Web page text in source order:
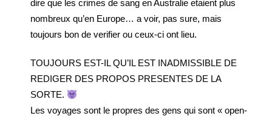
dire que les crimes de sang en Australie etaient plus
nombreux qu’en Europe… a voir, pas sure, mais
toujours bon de verifier ou ceux-ci ont lieu.
TOUJOURS EST-IL QU’IL EST INADMISSIBLE DE
REDIGER DES PROPOS PRESENTES DE LA
SORTE.
Les voyages sont le propres des gens qui sont « open-